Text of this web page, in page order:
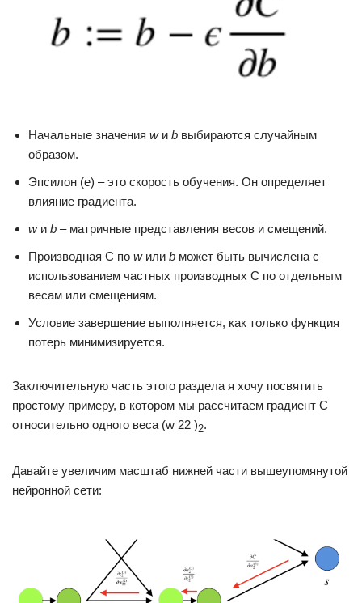
Начальные значения wи b выбираются случайным
образом.
Эпсилон (e) – это скорость обучения. Он определяет
влияние градиента.
wи b – матричные представления весов и смещений.
Производная C по wили b может быть вычислена с
использованием частных производных С по отдельным
весам или смещениям.
Условие завершение выполняется, как только функция
потерь минимизируется.
Заключительную часть этого раздела я хочу посвятить
простому примеру, в котором мы рассчитаем градиент С
относительно одного веса (w 22 )2.
Давайте увеличим масштаб нижней части вышеупомянутой
нейронной сети: